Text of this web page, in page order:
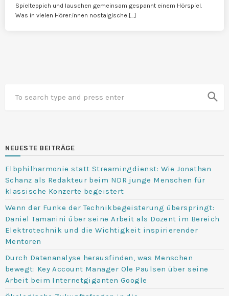
Spielteppich und lauschen gemeinsam gespannt einem Hörspiel.
Was in vielen Hörer:innen nostalgische […]
search
NEUESTE BEITRÄGE
Elbphilharmonie statt Streamingdienst: Wie Jonathan
Schanz als Redakteur beim NDR junge Menschen für
klassische Konzerte begeistert
Wenn der Funke der Technikbegeisterung überspringt:
Daniel Tamanini über seine Arbeit als Dozent im Bereich
Elektrotechnik und die Wichtigkeit inspirierender
Mentoren
Durch Datenanalyse herausfinden, was Menschen
bewegt: Key Account Manager Ole Paulsen über seine
Arbeit beim Internetgiganten Google